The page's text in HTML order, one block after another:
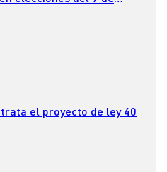
trata el proyecto de ley 40